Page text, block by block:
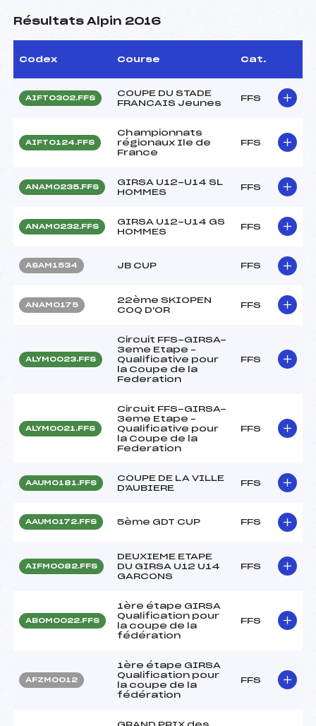
Résultats Alpin 2016
Codex Course Cat.
AIFT0302.FFS
COUPE DU STADE
FRANCAIS Jeunes
FFS
AIFT0124.FFS
Championnats
régionaux Ile de
France
FFS
ANAM0235.FFS
GIRSA U12-U14 SL
HOMMES
FFS
ANAM0232.FFS
GIRSA U12-U14 GS
HOMMES
FFS
ASAM1534 JB CUP FFS
ANAM0175
22ème SKIOPEN
COQ D'OR
FFS
ALYM0023.FFS
Circuit FFS-GIRSA-
3eme Etape –
Qualificative pour
la Coupe de la
Federation
FFS
ALYM0021.FFS
Circuit FFS-GIRSA-
3eme Etape –
Qualificative pour
la Coupe de la
Federation
FFS
AAUM0181.FFS
COUPE DE LA VILLE
D'AUBIERE
FFS
AAUM0172.FFS 5ème GDT CUP FFS
AIFM0082.FFS
DEUXIEME ETAPE
DU GIRSA U12 U14
GARCONS
FFS
ABOM0022.FFS
1ère étape GIRSA
Qualification pour
la coupe de la
fédération
FFS
AFZM0012
1ère étape GIRSA
Qualification pour
la coupe de la
fédération
FFS
GRAND PRIX des